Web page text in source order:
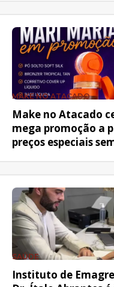
MAKE NO ATACADO
Make no Atacado
mega promoção a
preços especiais
SAÚDE
Instituto de